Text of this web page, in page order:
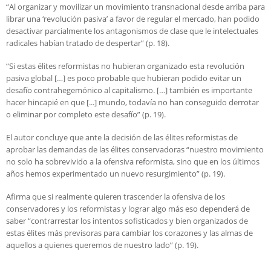
“Al organizar y movilizar un movimiento transnacional desde arriba para
librar una ‘revolución pasiva’ a favor de regular el mercado, han podido
desactivar parcialmente los antagonismos de clase que le intelectuales
radicales habían tratado de despertar” (p. 18).
“Si estas élites reformistas no hubieran organizado esta revolución
pasiva global […] es poco probable que hubieran podido evitar un
desafío contrahegemónico al capitalismo. […] también es importante
hacer hincapié en que [...] mundo, todavía no han conseguido derrotar
o eliminar por completo este desafío” (p. 19).
El autor concluye que ante la decisión de las élites reformistas de
aprobar las demandas de las élites conservadoras “nuestro movimiento
no solo ha sobrevivido a la ofensiva reformista, sino que en los últimos
años hemos experimentado un nuevo resurgimiento” (p. 19).
Afirma que si realmente quieren trascender la ofensiva de los
conservadores y los reformistas y lograr algo más eso dependerá de
saber “contrarrestar los intentos sofisticados y bien organizados de
estas élites más previsoras para cambiar los corazones y las almas de
aquellos a quienes queremos de nuestro lado” (p. 19).